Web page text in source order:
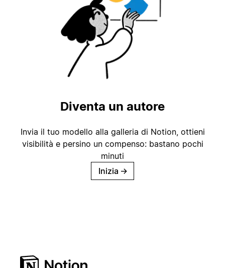
Diventa un autore
Invia il tuo modello alla galleria di Notion, ottieni
visibilità e persino un compenso: bastano pochi
minuti
Inizia →